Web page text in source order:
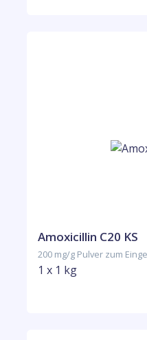
Amoxicillin C20 KS
200 mg/g Pulver zum
1 x 1 kg